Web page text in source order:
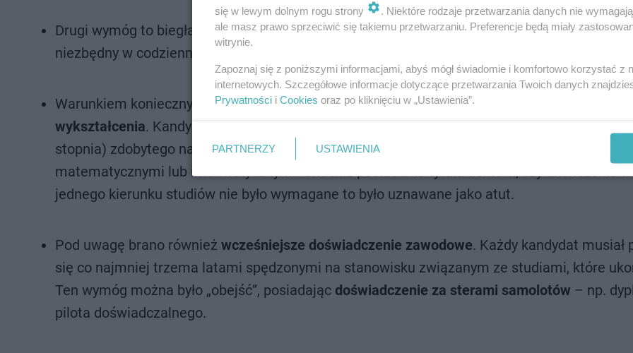
Drugi wymóg to biegła znajomość języka angielskiego(na poziomie co najmniej C1), który
niezbędny w codziennej komunikacji w ESA i na
Warunkiem koniecznym do przejścia pierwszego etapu rekrutacji było
wykształcenia. Kandydaci musieli posiadać tytułu magistra, magistra inżyniera (lub innego,
stopnia) zdobytego na kierunku związanym z naukami przyrodniczymi, medycznymi,
matematycznymi lub informatycznymi. Chociaż posiadanie tytułu doktora, czy ukończenie
jednego kierunku studiów nie było wymagane to było uznawane jako atut.
Pod uwagę brano również wcześniejsze doświadczenie zawodowe. Każdy kandydat musiał
się co najmniej trzema latami spędzonymi na stanowisku związanym ze studiami, które
Ten wymóg można było „obejść”, posiadając doświadczenie za sterami samolotów – np.
pilota doświadczalnego.
się w lewym dolnym rogu strony
. Niektóre rodzaje przetwarzania danych nie
ale masz prawo sprzeciwić się takiemu przetwarzaniu. Preferencje będą miały
witrynie.
Zapoznaj się z poniższymi informacjami, abyś mógł świadomie i komfortowo korzystać z
internetowych. Szczegółowe informacje dotyczące przetwarzania Twoich danych
Prywatności i Cookies oraz po kliknięciu w „Ustawienia”.
PARTNERZY USTAWIENIA